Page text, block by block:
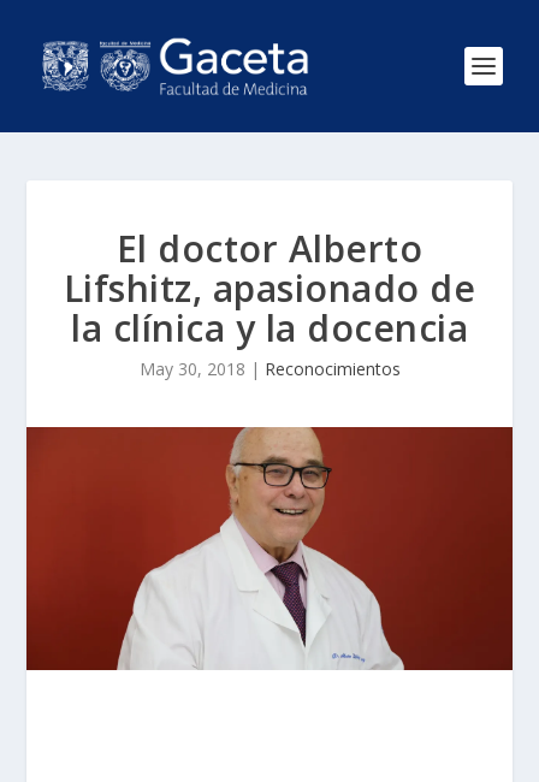
El doctor Alberto
Lifshitz, apasionado de
la clínica y la docencia
May 30, 2018 | Reconocimientos